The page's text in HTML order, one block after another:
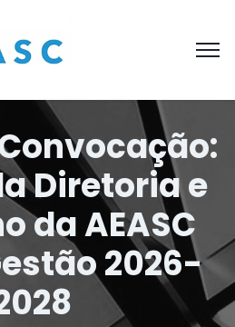
Diretoria e
da AEASC
2026-